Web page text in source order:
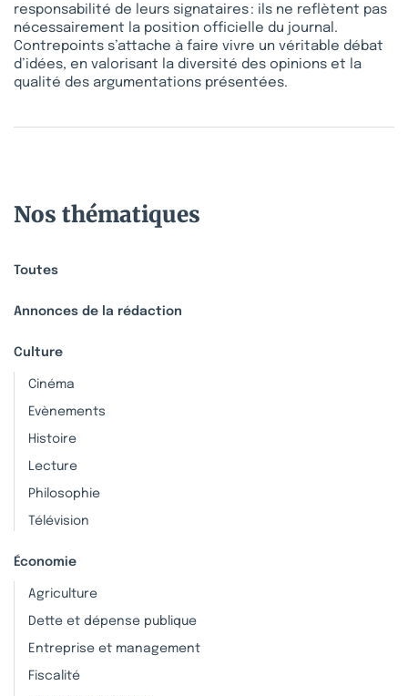
responsabilité de leurs signataires : ils ne reflètent pas
nécessairement la position officielle du journal.
Contrepoints s’attache à faire vivre un véritable débat
d’idées, en valorisant la diversité des opinions et la
qualité des argumentations présentées.
Nos thématiques
Toutes
Annonces de la rédaction
Culture
Cinéma
Evènements
Histoire
Lecture
Philosophie
Télévision
Économie
Agriculture
Dette et dépense publique
Entreprise et management
Fiscalité